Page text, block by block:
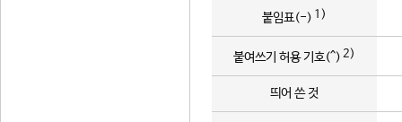
붙임표(-) 1)
붙여쓰기 허용 기호(^) 2)
띄어 쓴 것